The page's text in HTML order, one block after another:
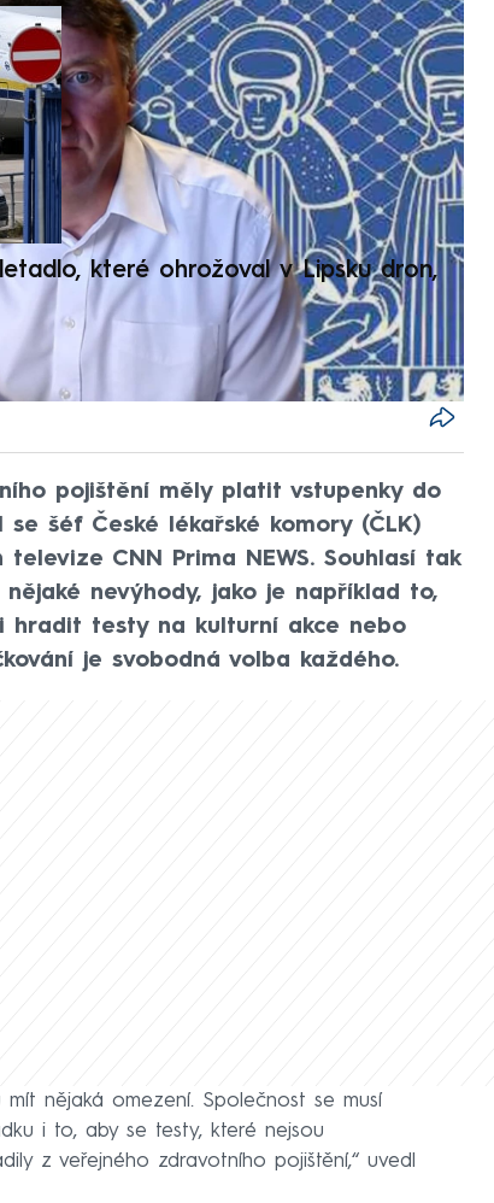
které ohrožoval v Lipsku dron,
pojištění měly platit vstupenky do
šéf České lékařské komory (ČLK)
CNN Prima NEWS. Souhlasí tak
nevýhody, jako je například to,
hradit testy na kulturní akce nebo
je svobodná volba každého.
nějaká omezení. Společnost se musí
i to, aby se testy, které nejsou
z veřejného zdravotního pojištění,“ uvedl